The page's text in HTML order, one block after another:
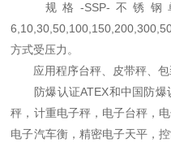
规格-SSP-不锈钢
方式受压力。
应用程序台秤、皮带秤、包
防爆认证ATEX和中国防爆
秤，计重电子秤，电子台秤，
电子汽车衡，精密电子天平，